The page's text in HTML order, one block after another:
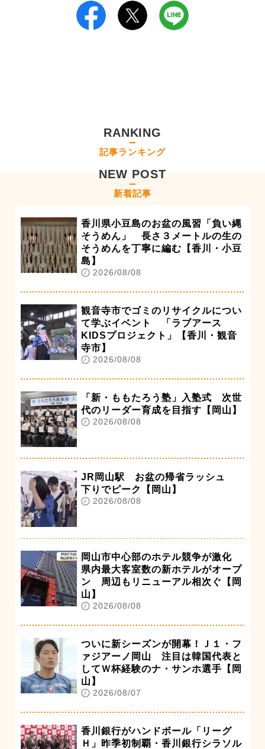
RANKING
記事ランキング
NEW POST
新着記事
香川県小豆島のお盆の風習「負い縄
そうめん」 長さ３メートルの生の
そうめんを丁寧に編む【香川・小豆
島】
2026/08/08
観音寺市でゴミのリサイクルについ
て学ぶイベント 「ラブアース
KIDSプロジェクト」【香川・観音
寺市】
2026/08/08
「新・ももたろう塾」入塾式 次世
代のリーダー育成を目指す【岡山】
2026/08/08
JR岡山駅 お盆の帰省ラッシュ
下りでピーク【岡山】
2026/08/08
岡山市中心部のホテル競争が激化
県内最大客室数の新ホテルがオープ
ン 周辺もリニューアル相次ぐ【岡
山】
2026/08/08
ついに新シーズンが開幕！Ｊ１・フ
ァジアーノ岡山 注目は韓国代表と
してＷ杯経験のナ・サンホ選手【岡
山】
2026/08/07
香川銀行がハンドボール「リーグ
Ｈ」昨季初制覇・香川銀行シラソル